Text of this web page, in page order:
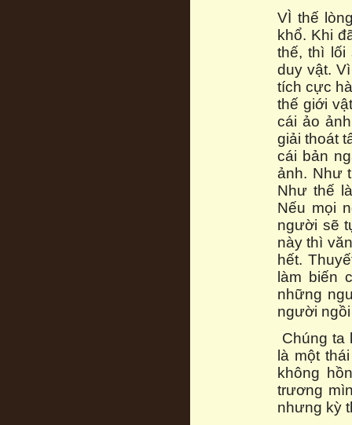
VÌ thế
khổ. Khi
thế, thì lối
duy vật.
tích cực
thế giới
cái ảo
giải thoát
cái bản
ảnh. Như
Như thế
Nếu mọi
người sẽ
này thì
hết.
làm biến
những
người
Chúng ta
là một
không
trương
nhưng kỳ